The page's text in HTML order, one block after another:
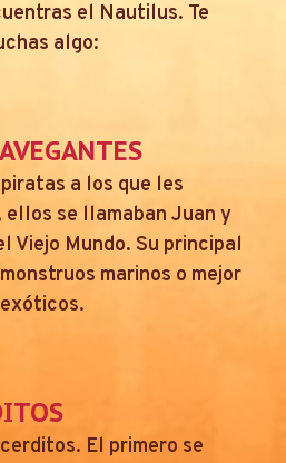
el Nautilus. Te
algo:
a los que les
se llamaban Juan y
Viejo Mundo. Su principal
marinos o mejor
El primero se